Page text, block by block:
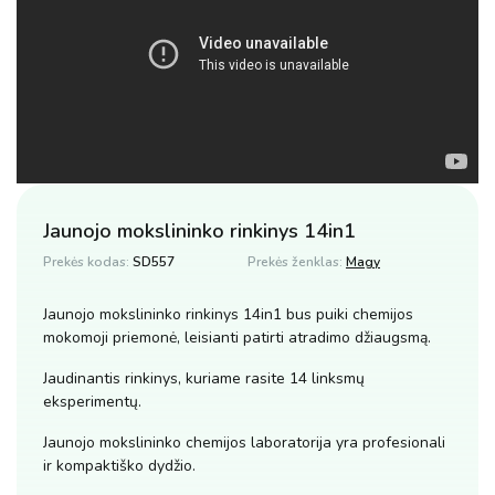
Jaunojo mokslininko rinkinys 14in1
Prekės kodas: SD557 Prekės ženklas: Magy
Jaunojo mokslininko rinkinys 14in1 bus puiki chemijos
mokomoji priemonė, leisianti patirti atradimo džiaugsmą.
Jaudinantis rinkinys, kuriame rasite 14 linksmų
eksperimentų.
Jaunojo mokslininko chemijos laboratorija yra profesionali
ir kompaktiško dydžio.